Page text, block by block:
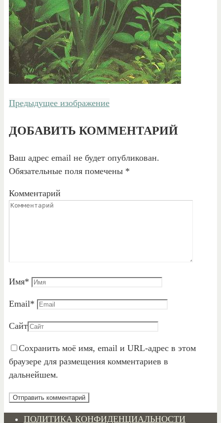
Предыдущее изображение
ДОБАВИТЬ КОММЕНТАРИЙ
Ваш адрес email не будет опубликован.
Обязательные поля помечены *
Комментарий
Имя*
Email*
Сайт
Сохранить моё имя, email и URL-адрес в этом
браузере для размещения комментариев в
дальнейшем.
ПОЛИТИКА КОНФИДЕНЦИАЛЬНОСТИ